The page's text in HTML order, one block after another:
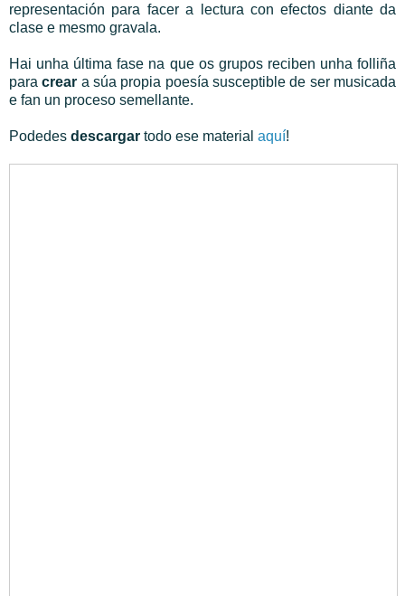
representación para facer a lectura con efectos diante da
clase e mesmo gravala.
Hai unha última fase na que os grupos reciben unha folliña
paracrear a súa propia poesía susceptible de ser musicada
e fan un proceso semellante.
Podedes descargar todo ese material aquí!